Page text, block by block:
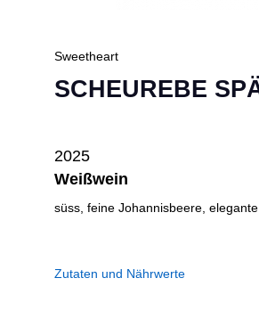
Sweetheart
SCHEUREBE
2025
Weißwein
süss, feine Johannisbeere,
Zutaten und Nährwerte